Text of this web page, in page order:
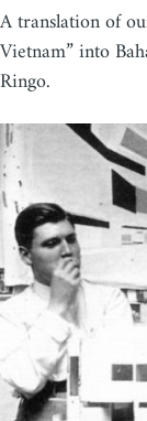
A translation of
Vietnam” into
Ringo.